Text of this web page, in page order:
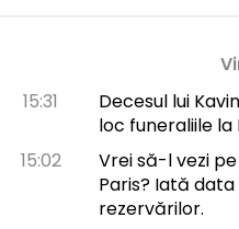
15:31
Decesul lui
loc funeraliile la
15:02
Vrei să-l vezi
Paris? Iată
rezervărilor.